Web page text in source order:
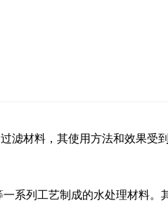
材料，其使用方法和效果
系列工艺制成的水处理材料